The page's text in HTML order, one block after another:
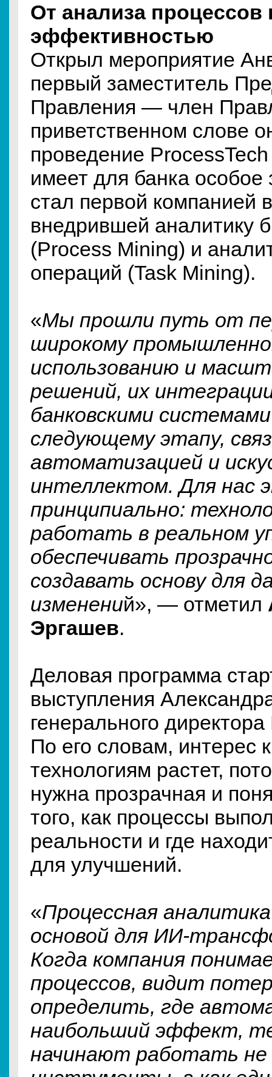
От анализа
эффективностью
Открыл мероприятие
первый заместитель
Правления — член
приветственном слове
проведение
имеет для банка особое
стал первой компанией
внедрившей аналитику
(Process Mining) и
операций (Task Mining).
«Мы прошли путь от
широкому
использованию и
решений, их
банковскими
следующему этапу,
автоматизацией и
интеллектом. Для нас
принципиально:
работать в реальном
обеспечивать
создавать основу для
изменений», — отметил
Эргашев.
Деловая программа
выступления
генерального
По его словам, интерес
технологиям растет,
нужна прозрачная и
того, как процессы
реальности и где
для улучшений.
«Процессная
основой для ИИ-
Когда компания
процессов, видит
определить, где
наибольший эффект,
начинают работать не